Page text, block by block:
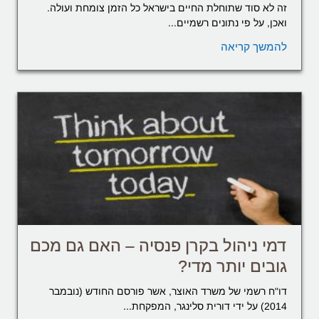
זה לא סוד שתוחלת החיים בישראל כל הזמן צומחת ועולה.
ואכן, על פי נתונים רשמיים...
להמשך קריאה
דמי ניהול בקרן פנסיה – האם גם מכם
גובים יותר מדי?
דו"ח רשמי של משרד האוצר, אשר פורסם החודש (נובמבר
2014) על ידי דורית סלינגר, המפקחת...